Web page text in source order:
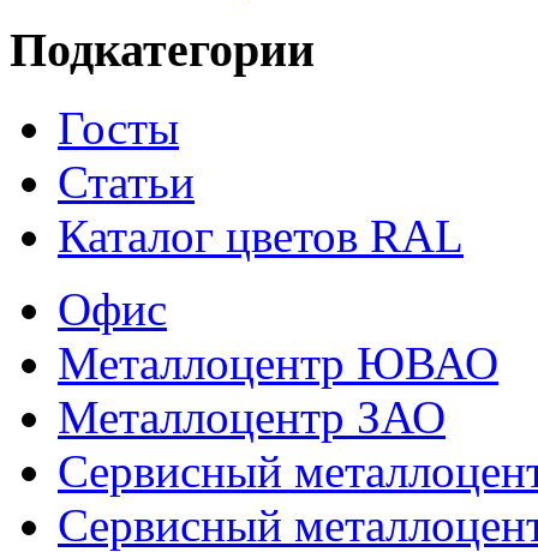
Подкатегории
Госты
Статьи
Каталог цветов RAL
Офис
Металлоцентр ЮВАО
Металлоцентр ЗАО
Сервисный
Сервисный